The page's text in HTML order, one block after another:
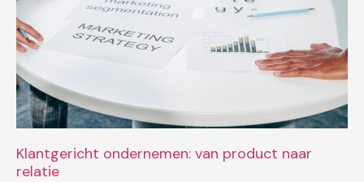
Klantgericht ondernemen: van product naar
relatie